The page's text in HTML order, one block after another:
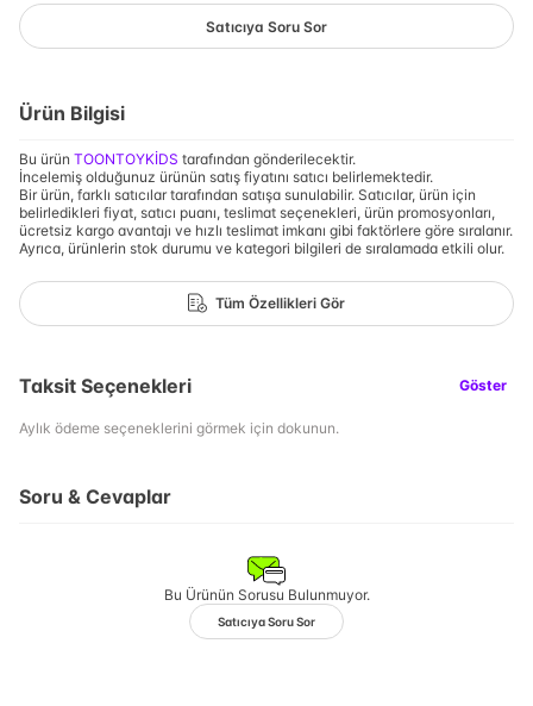
Satıcıya Soru Sor
Ürün Bilgisi
Bu ürün TOONTOYKİDS tarafından gönderilecektir.
İncelemiş olduğunuz ürünün satış fiyatını satıcı belirlemektedir.
Bir ürün, farklı satıcılar tarafından satışa sunulabilir. Satıcılar, ürün için
belirledikleri fiyat, satıcı puanı, teslimat seçenekleri, ürün promosyonları,
ücretsiz kargo avantajı ve hızlı teslimat imkanı gibi faktörlere göre sıralanır.
Ayrıca, ürünlerin stok durumu ve kategori bilgileri de sıralamada etkili olur.
Tüm Özellikleri Gör
Taksit Seçenekleri Göster
Aylık ödeme seçeneklerini görmek için dokunun.
Soru & Cevaplar
Bu Ürünün Sorusu Bulunmuyor.
Satıcıya Soru Sor